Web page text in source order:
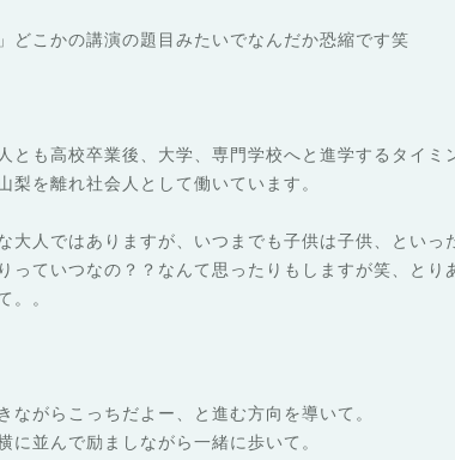
どこかの講演の題目みたいでなんだか恐縮です笑
とも高校卒業後、大学、専門学校へと進学するタイミ
梨を離れ社会人として働いています。
大人ではありますが、いつまでも子供は子供、といっ
っていつなの？？なんて思ったりもしますが笑、とり
。。
ながらこっちだよー、と進む方向を導いて。
に並んで励ましながら一緒に歩いて。